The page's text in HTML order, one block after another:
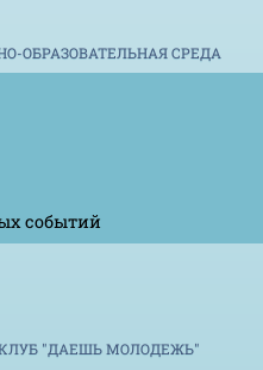
ОБРАЗОВАТЕЛЬНАЯ СРЕДА
событий
"ДАЕШЬ МОЛОДЕЖЬ"